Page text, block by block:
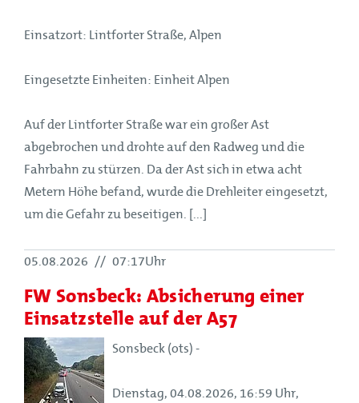
Einsatzort: Lintforter Straße, Alpen
Eingesetzte Einheiten: Einheit Alpen
Auf der Lintforter Straße war ein großer Ast
abgebrochen und drohte auf den Radweg und die
Fahrbahn zu stürzen. Da der Ast sich in etwa acht
Metern Höhe befand, wurde die Drehleiter eingesetzt,
um die Gefahr zu beseitigen. [...]
05.08.2026 // 07:17Uhr
FW Sonsbeck: Absicherung einer
Einsatzstelle auf der A57
Sonsbeck (ots) -
Dienstag, 04.08.2026, 16:59 Uhr,